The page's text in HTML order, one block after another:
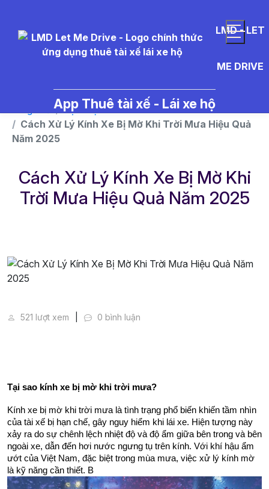
LMD - LET
ME DRIVE
App Thuê tài xế - Lái xe hộ
Trang chủ
Dịch vụ
Cách Xử Lý Kính Xe Bị Mờ Khi Trời Mưa Hiệu Quả
Năm 2025
Cách Xử Lý Kính Xe Bị Mờ Khi
Trời Mưa Hiệu Quả Năm 2025
521 lượt xem 0 bình luận
Tại sao kính xe bị mờ khi trời mưa?
Kính xe bị mờ khi trời mưa là tình trạng phổ biến khiến tầm nhìn
của tài xế bị hạn chế, gây nguy hiểm khi lái xe. Hiện tượng này
xảy ra do sự chênh lệch nhiệt độ và độ ẩm giữa bên trong và bên
ngoài xe, dẫn đến hơi nước ngưng tụ trên kính. Với khí hậu ẩm
ướt của Việt Nam, đặc biệt trong mùa mưa, việc xử lý kính mờ
là kỹ năng cần thiết. B